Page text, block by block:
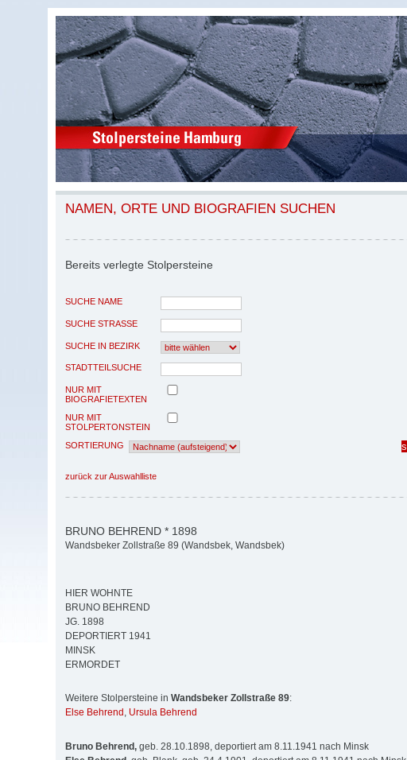
NAMEN, ORTE UND BIOGRAFIEN SUCHEN
Bereits verlegte Stolpersteine
SUCHE NAME
SUCHE STRASSE
SUCHE IN BEZIRK
STADTTEILSUCHE
NUR MIT
BIOGRAFIETEXTEN
NUR MIT
STOLPERTONSTEIN
SORTIERUNG
zurück zur Auswahlliste
BRUNO BEHREND * 1898
Wandsbeker Zollstraße 89 (Wandsbek, Wandsbek)
HIER WOHNTE
BRUNO BEHREND
JG. 1898
DEPORTIERT 1941
MINSK
ERMORDET
Weitere Stolpersteine in Wandsbeker Zollstraße 89:
Else Behrend , Ursula Behrend
Bruno Behrend, geb. 28.10.1898, deportiert am 8.11.1941 nach Minsk